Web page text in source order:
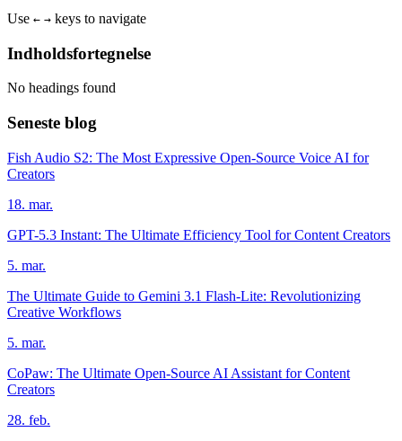
Use ← → keys to navigate
Indholdsfortegnelse
No headings found
Seneste blog
Fish Audio S2: The Most Expressive Open-Source Voice AI for
Creators
18. mar.
GPT-5.3 Instant: The Ultimate Efficiency Tool for Content Creators
5. mar.
The Ultimate Guide to Gemini 3.1 Flash-Lite: Revolutionizing
Creative Workflows
5. mar.
CoPaw: The Ultimate Open-Source AI Assistant for Content
Creators
28. feb.